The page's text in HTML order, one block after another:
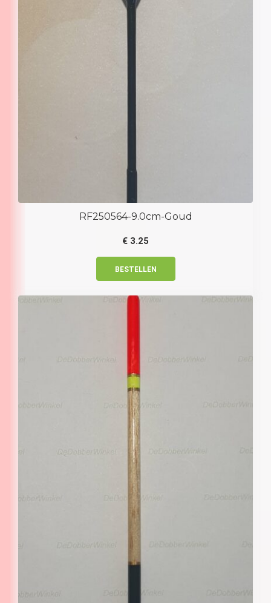
RF250564-9.0cm-Goud
€ 3.25
BESTELLEN